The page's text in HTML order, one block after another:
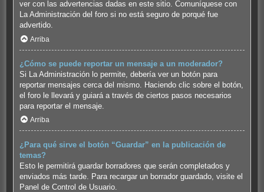
ver con las advertencias dadas en este sitio. Comuníquese con
La Administración del foro si no está seguro de porqué fue
advertido.
Arriba
¿Cómo se puede reportar un mensaje a un moderador?
Si La Administración lo permite, debería ver un botón para
reportar mensajes cerca del mismo. Haciendo clic sobre el botón,
el foro le llevará y guiará a través de ciertos pasos necesarios
para reportar el mensaje.
Arriba
¿Para qué sirve el botón “Guardar” en la publicación de
temas?
Esto le permitirá guardar borradores que serán completados y
enviados más tarde. Para recargar un borrador guardado, visite el
Panel de Control de Usuario.